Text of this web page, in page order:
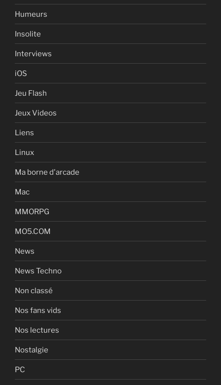
Humeurs
Insolite
Interviews
iOS
Jeu Flash
Jeux Videos
Liens
Linux
Ma borne d'arcade
Mac
MMORPG
MO5.COM
News
News Techno
Non classé
Nos fans vids
Nos lectures
Nostalgie
PC